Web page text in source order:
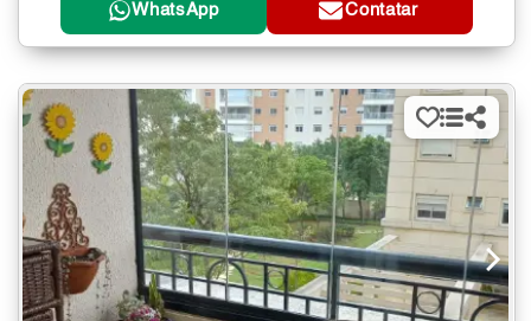
WhatsApp Contatar